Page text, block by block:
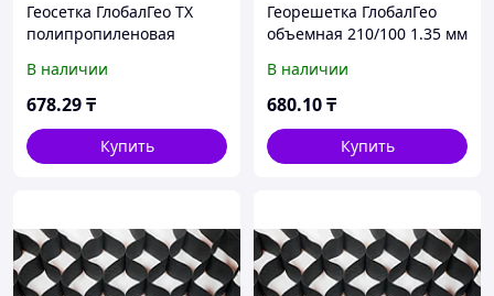
Геосетка ГлобалГео ТХ
полипропиленовая
м
В наличии
678.29₸
Купить
Георешетка ГлобалГео
объемная 210/100 1.35 мм
В наличии
680.10₸
Купить